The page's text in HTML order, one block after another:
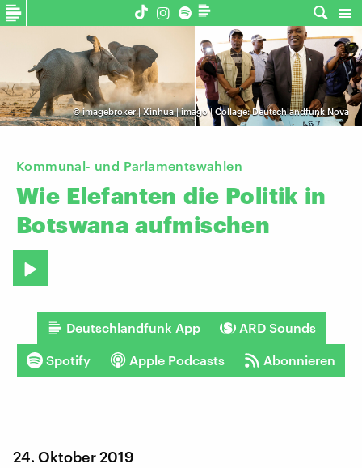
©imagebroker | Xinhua | imago | Collage: Deutschlandfunk Nova
Kommunal- und Parlamentswahlen
Wie Elefanten die Politik in
Botswana aufmischen
Deutschlandfunk App ARD Sounds
Spotify Apple Podcasts Abonnieren
24. Oktober 2019